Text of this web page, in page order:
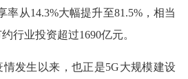
率从14.3%大幅提升至81.5%，相当
行业投资超过1690亿元。
情发生以来，也正是5G大规模建设